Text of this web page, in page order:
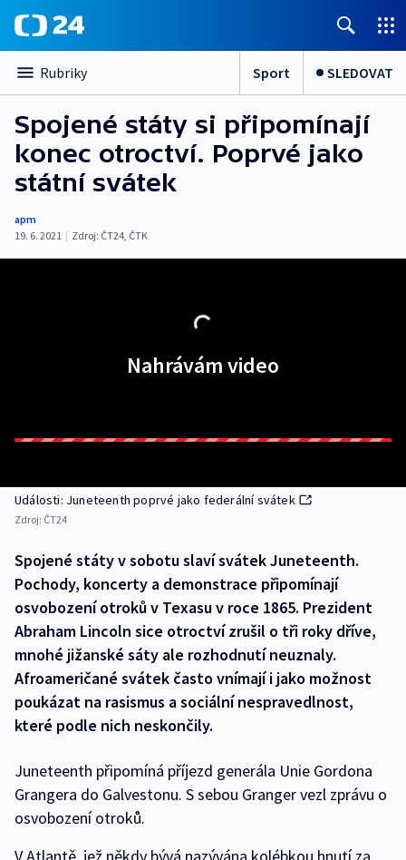
Rubriky Sport SLEDOVAT
Spojené státy si připomínají
konec otroctví. Poprvé jako
státní svátek
apm
19. 6. 2021 | Zdroj: ČT24, ČTK
Nahrávám video
Události: Juneteenth poprvé jako federální svátek
Zdroj: ČT24
Spojené státy v sobotu slaví svátek Juneteenth.
Pochody, koncerty a demonstrace připomínají
osvobození otroků v Texasu v roce 1865. Prezident
Abraham Lincoln sice otroctví zrušil o tři roky dříve,
mnohé jižanské sáty ale rozhodnutí neuznaly.
Afroameričané svátek často vnímají i jako možnost
poukázat na rasismus a sociální nespravedlnost,
které podle nich neskončily.
Juneteenth připomíná příjezd generála Unie Gordona
Grangera do Galvestonu. S sebou Granger vezl zprávu o
osvobození otroků.